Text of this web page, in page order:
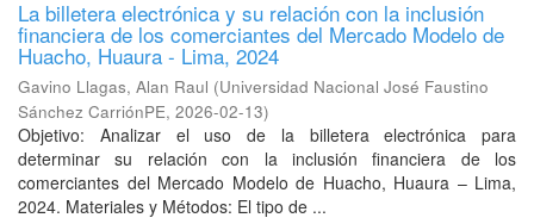
La billetera electrónica y su relación con la inclusión
financiera de los comerciantes del Mercado Modelo de
Huacho, Huaura - Lima, 2024
Gavino Llagas, Alan Raul (Universidad Nacional José Faustino
Sánchez CarriónPE, 2026-02-13)
Objetivo: Analizar el uso de la billetera electrónica para
determinar su relación con la inclusión financiera de los
comerciantes del Mercado Modelo de Huacho, Huaura – Lima,
2024. Materiales y Métodos: El tipo de ...